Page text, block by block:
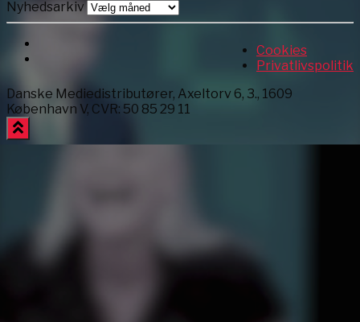
Nyhedsarkiv
Cookies
Privatlivspolitik
Danske Mediedistributører, Axeltorv 6, 3., 1609
København V, CVR: 50 85 29 11